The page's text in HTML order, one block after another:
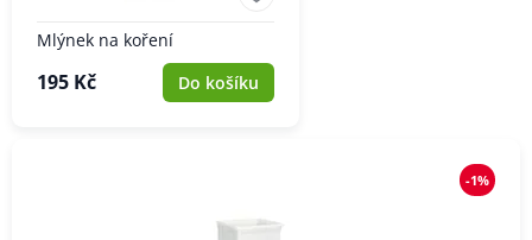
Mlýnek na koření
195 Kč Do košíku
-1%